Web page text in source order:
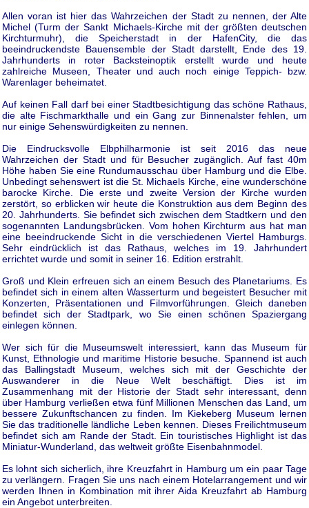
Allen voran ist hier das Wahrzeichen der Stadt zu nennen, der Alte
Michel (Turm der Sankt Michaels-Kirche mit der größten deutschen
Kirchturmuhr), die Speicherstadt in der HafenCity, die das
beeindruckendste Bauensemble der Stadt darstellt, Ende des 19.
Jahrhunderts in roter Backsteinoptik erstellt wurde und heute
zahlreiche Museen, Theater und auch noch einige Teppich- bzw.
Warenlager beheimatet.
Auf keinen Fall darf bei einer Stadtbesichtigung das schöne Rathaus,
die alte Fischmarkthalle und ein Gang zur Binnenalster fehlen, um
nur einige Sehenswürdigkeiten zu nennen.
Die Eindrucksvolle Elbphilharmonie ist seit 2016 das neue
Wahrzeichen der Stadt und für Besucher zugänglich. Auf fast 40m
Höhe haben Sie eine Rundumausschau über Hamburg und die Elbe.
Unbedingt sehenswert ist die St. Michaels Kirche, eine wunderschöne
barocke Kirche. Die erste und zweite Version der Kirche wurden
zerstört, so erblicken wir heute die Konstruktion aus dem Beginn des
20. Jahrhunderts. Sie befindet sich zwischen dem Stadtkern und den
sogenannten Landungsbrücken. Vom hohen Kirchturm aus hat man
eine beeindruckende Sicht in die verschiedenen Viertel Hamburgs.
Sehr eindrücklich ist das Rathaus, welches im 19. Jahrhundert
errichtet wurde und somit in seiner 16. Edition erstrahlt.
Groß und Klein erfreuen sich an einem Besuch des Planetariums. Es
befindet sich in einem alten Wasserturm und begeistert Besucher mit
Konzerten, Präsentationen und Filmvorführungen. Gleich daneben
befindet sich der Stadtpark, wo Sie einen schönen Spaziergang
einlegen können.
Wer sich für die Museumswelt interessiert, kann das Museum für
Kunst, Ethnologie und maritime Historie besuche. Spannend ist auch
das Ballingstadt Museum, welches sich mit der Geschichte der
Auswanderer in die Neue Welt beschäftigt. Dies ist im
Zusammenhang mit der Historie der Stadt sehr interessant, denn
über Hamburg verließen etwa fünf Millionen Menschen das Land, um
bessere Zukunftschancen zu finden. Im Kiekeberg Museum lernen
Sie das traditionelle ländliche Leben kennen. Dieses Freilichtmuseum
befindet sich am Rande der Stadt. Ein touristisches Highlight ist das
Miniatur-Wunderland, das weltweit größte Eisenbahnmodel.
Es lohnt sich sicherlich, ihre Kreuzfahrt in Hamburg um ein paar Tage
zu verlängern. Fragen Sie uns nach einem Hotelarrangement und wir
werden Ihnen in Kombination mit ihrer Aida Kreuzfahrt ab Hamburg
ein Angebot unterbreiten.